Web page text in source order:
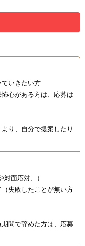
ていきたい方
心がある方は、応募は
り、自分で提案したり
対面応対、）
（失敗したことが無い方
期間で辞めた方は、応募